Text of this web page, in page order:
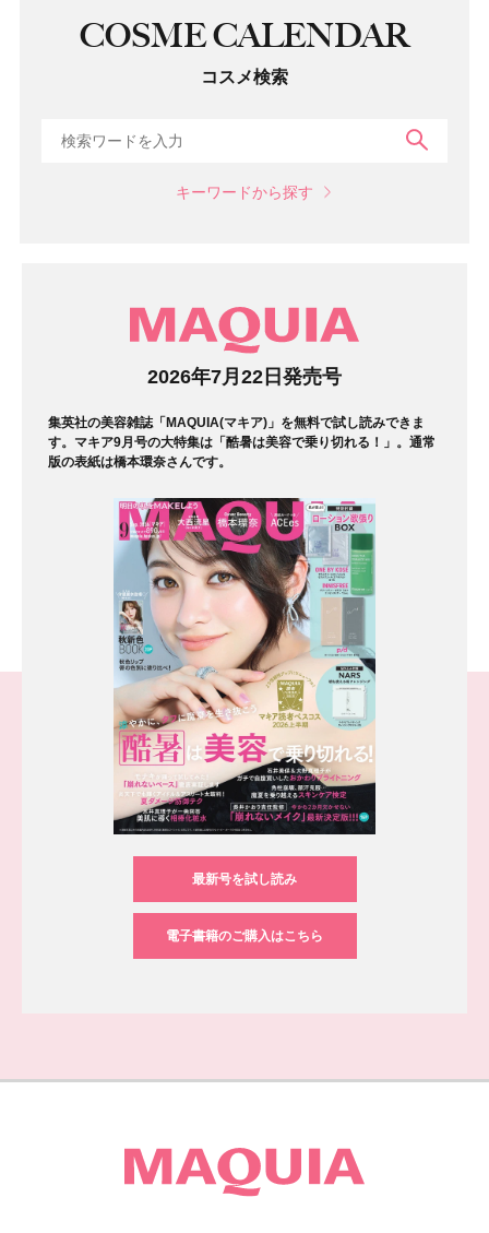
COSME CALENDAR
コスメ検索
キーワードから探す
2026年7月22日発売号
集英社の美容雑誌「MAQUIA(マキア)」を無料で試し読みできま
す。マキア9月号の大特集は「酷暑は美容で乗り切れる！」。通常
版の表紙は橋本環奈さんです。
最新号を試し読み
電子書籍のご購入はこちら